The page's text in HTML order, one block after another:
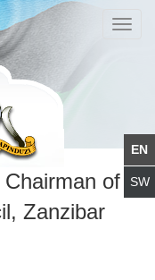
of
Zanzibar